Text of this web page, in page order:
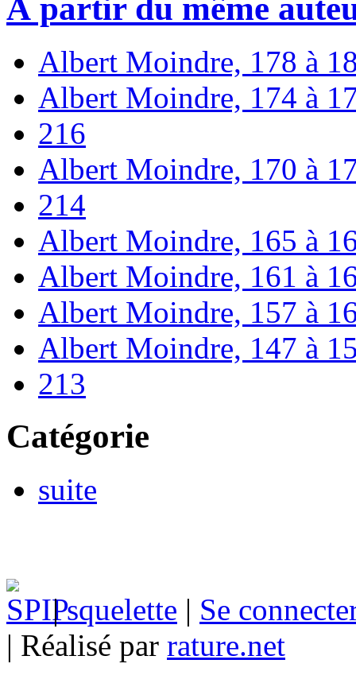
À partir du même
Albert Moindre, 178 à
Albert Moindre, 174 à
216
Albert Moindre, 170 à
214
Albert Moindre, 165 à
Albert Moindre, 161 à
Albert Moindre, 157 à
Albert Moindre, 147 à
213
Catégorie
suite
|squelette | Se
| Réalisé par rature.net